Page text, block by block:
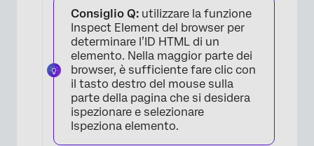
×
Consiglio Q: utilizzare la funzione
Inspect Element del browser per
determinare l’ID HTML di un
elemento. Nella maggior parte dei
browser, è sufficiente fare clic con
il tasto destro del mouse sulla
parte della pagina che si desidera
ispezionare e selezionare
Ispeziona elemento.